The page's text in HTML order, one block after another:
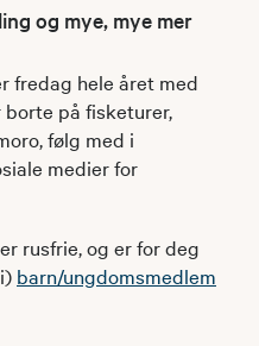
og mye, mye mer
fredag hele året med
på fisketurer,
følg med i
medier for
rusfrie, og er for deg
barn/ungdomsmedlem